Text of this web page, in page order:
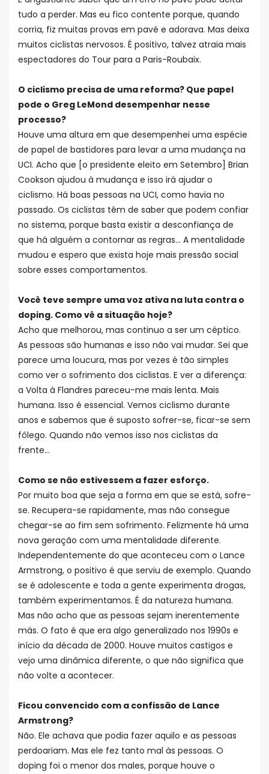
tudo a perder. Mas eu fico contente porque, quando
corria, fiz muitas provas em pavé e adorava. Mas deixa
muitos ciclistas nervosos. É positivo, talvez atraia mais
espectadores do Tour para a Paris-Roubaix.
O ciclismo precisa de uma reforma? Que papel
pode o Greg LeMond desempenhar nesse
processo?
Houve uma altura em que desempenhei uma espécie
de papel de bastidores para levar a uma mudança na
UCI. Acho que [o presidente eleito em Setembro] Brian
Cookson ajudou à mudança e isso irá ajudar o
ciclismo. Há boas pessoas na UCI, como havia no
passado. Os ciclistas têm de saber que podem confiar
no sistema, porque basta existir a desconfiança de
que há alguém a contornar as regras... A mentalidade
mudou e espero que exista hoje mais pressão social
sobre esses comportamentos.
Você teve sempre uma voz ativa na luta contra o
doping. Como vê a situação hoje?
Acho que melhorou, mas continuo a ser um céptico.
As pessoas são humanas e isso não vai mudar. Sei que
parece uma loucura, mas por vezes é tão simples
como ver o sofrimento dos ciclistas. E ver a diferença:
a Volta à Flandres pareceu-me mais lenta. Mais
humana. Isso é essencial. Vemos ciclismo durante
anos e sabemos que é suposto sofrer-se, ficar-se sem
fôlego. Quando não vemos isso nos ciclistas da
frente...
Como se não estivessem a fazer esforço.
Por muito boa que seja a forma em que se está, sofre-
se. Recupera-se rapidamente, mas não consegue
chegar-se ao fim sem sofrimento. Felizmente há uma
nova geração com uma mentalidade diferente.
Independentemente do que aconteceu com o Lance
Armstrong, o positivo é que serviu de exemplo. Quando
se é adolescente e toda a gente experimenta drogas,
também experimentamos. É da natureza humana.
Mas não acho que as pessoas sejam inerentemente
más. O fato é que era algo generalizado nos 1990s e
início da década de 2000. Houve muitos castigos e
vejo uma dinâmica diferente, o que não significa que
não volte a acontecer.
Ficou convencido com a confissão de Lance
Armstrong?
Não. Ele achava que podia fazer aquilo e as pessoas
perdoariam. Mas ele fez tanto mal às pessoas. O
doping foi o menor dos males, porque houve o